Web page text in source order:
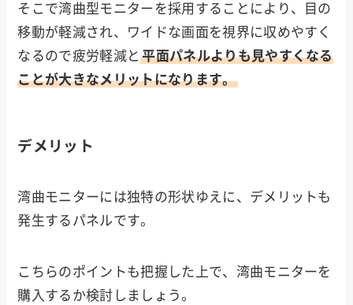
そこで湾曲型モニターを採用することにより、目の
移動が軽減され、ワイドな画面を視界に収めやすく
なるので疲労軽減と平面パネルよりも見やすくなる
ことが大きなメリットになります。
デメリット
湾曲モニターには独特の形状ゆえに、デメリットも
発生するパネルです。
こちらのポイントも把握した上で、湾曲モニターを
購入するか検討しましょう。